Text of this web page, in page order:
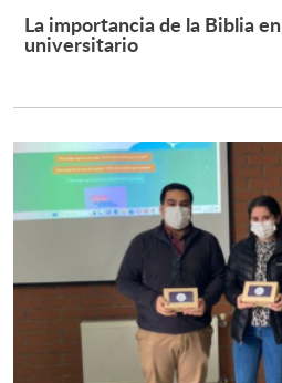
La importancia de la Biblia
universitario